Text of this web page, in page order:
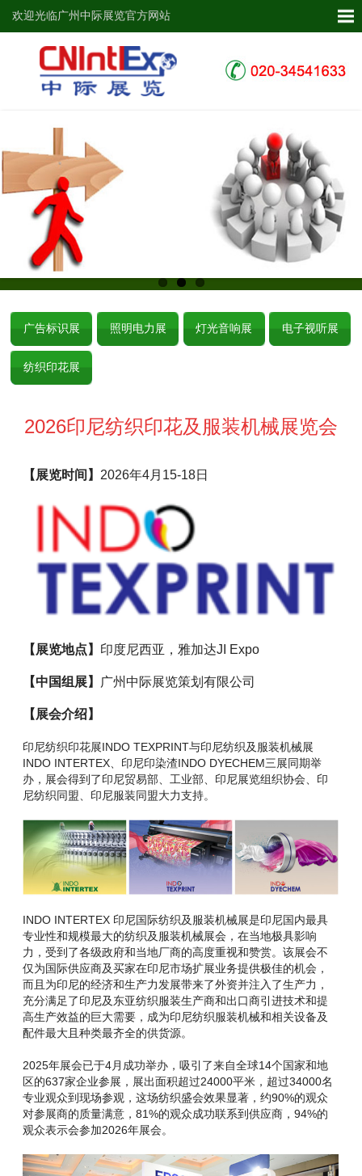
欢迎光临广州中际展览官方网站
广告标识展 照明电力展 灯光音响展 电子视听展
纺织印花展
2026印尼纺织印花及服装机械展览会
【展览时间】 2026年4月15-18日
【展览地点】 印度尼西亚，雅加达JI Expo
【中国组展】 广州中际展览策划有限公司
【展会介绍】
印尼纺织印花展INDO TEXPRINT与印尼纺织及服装机械展
INDO INTERTEX、印尼印染渣INDO DYECHEM三展同期举
办，展会得到了印尼贸易部、工业部、印尼展览组织协会、印
尼纺织同盟、印尼服装同盟大力支持。
INDO INTERTEX 印尼国际纺织及服装机械展是印尼国内最具
专业性和规模最大的纺织及服装机械展会，在当地极具影响
力，受到了各级政府和当地厂商的高度重视和赞赏。该展会不
仅为国际供应商及买家在印尼市场扩展业务提供极佳的机会，
而且为印尼的经济和生产力发展带来了外资并注入了生产力，
充分满足了印尼及东亚纺织服装生产商和出口商引进技术和提
高生产效益的巨大需要，成为印尼纺织服装机械和相关设备及
配件最大且种类最齐全的供货源。
2025年展会已于4月成功举办，吸引了来自全球14个国家和地
区的637家企业参展，展出面积超过24000平米，超过34000名
专业观众到现场参观，这场纺织盛会效果显著，约90%的观众
对参展商的质量满意，81%的观众成功联系到供应商，94%的
观众表示会参加2026年展会。